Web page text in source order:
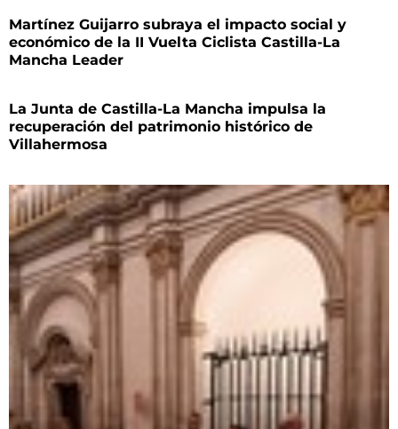
Martínez Guijarro subraya el impacto social y
económico de la II Vuelta Ciclista Castilla-La
Mancha Leader
La Junta de Castilla-La Mancha impulsa la
recuperación del patrimonio histórico de
Villahermosa